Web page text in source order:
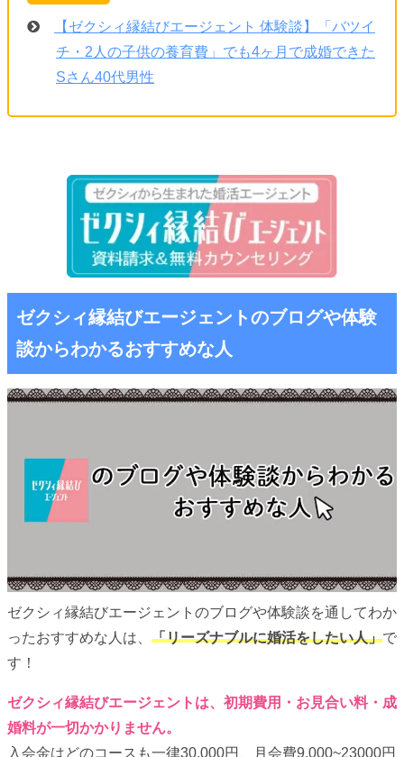
【ゼクシィ縁結びエージェント 体験談】「バツイ
チ・2人の子供の養育費」でも4ヶ月で成婚できた
Sさん40代男性
ゼクシィ縁結びエージェントのブログや体験
談からわかるおすすめな人
ゼクシィ縁結びエージェントのブログや体験談を通してわか
ったおすすめな人は、 「リーズナブルに婚活をしたい人」で
す！
ゼクシィ縁結びエージェントは、初期費用・お見合い料・成
婚料が一切かかりません。
入会金はどのコースも一律30,000円、月会費9,000~23000円